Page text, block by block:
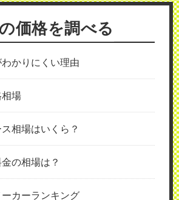
価格を調べる
かりにくい理由
場
相場はいくら？
の相場は？
カーランキング